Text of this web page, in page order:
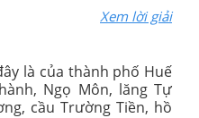
Xem lời giải
là của thành phố Huế
Ngọ Môn, lăng Tự
cầu Trường Tiền, hồ